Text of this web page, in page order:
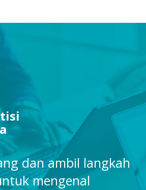
dan ambil langkah
mengenal